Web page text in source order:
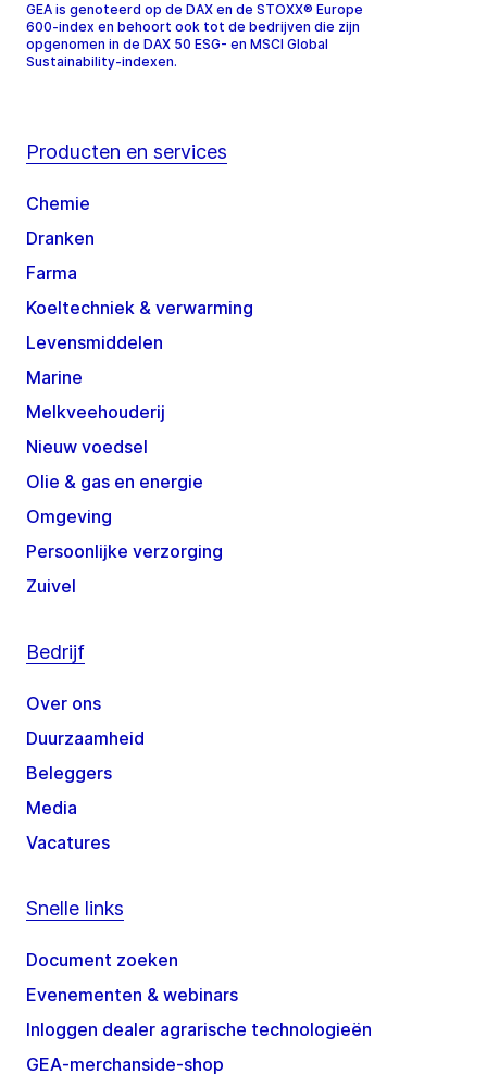
GEA is genoteerd op de DAX en de STOXX® Europe
600-index en behoort ook tot de bedrijven die zijn
opgenomen in de DAX 50 ESG- en MSCI Global
Sustainability-indexen.
Producten en services
Chemie
Dranken
Farma
Koeltechniek & verwarming
Levensmiddelen
Marine
Melkveehouderij
Nieuw voedsel
Olie & gas en energie
Omgeving
Persoonlijke verzorging
Zuivel
Bedrijf
Over ons
Duurzaamheid
Beleggers
Media
Vacatures
Snelle links
Document zoeken
Evenementen & webinars
Inloggen dealer agrarische technologieën
GEA-merchanside-shop